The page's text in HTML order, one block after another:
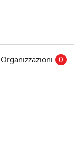
Organizzazioni 0